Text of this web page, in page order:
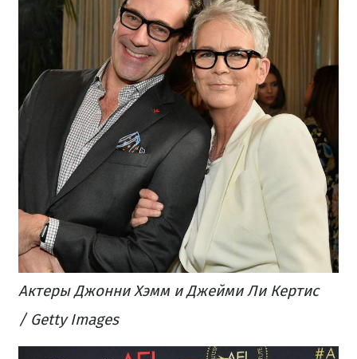
Актеры Джонни Хэмм и Джейми Ли Кертис
/ Getty Images